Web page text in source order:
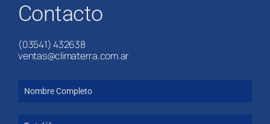
Contacto
(03541) 432638
ventas@climaterra.com.ar